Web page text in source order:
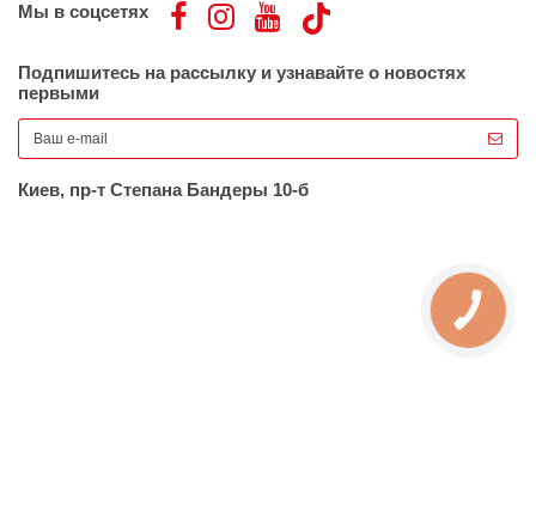
Мы в соцсетях
Подпишитесь на рассылку и узнавайте о новостях
первыми
Киев, пр-т Степана Бандеры 10-б
КНОПКА
ЗВ'ЯЗКУ